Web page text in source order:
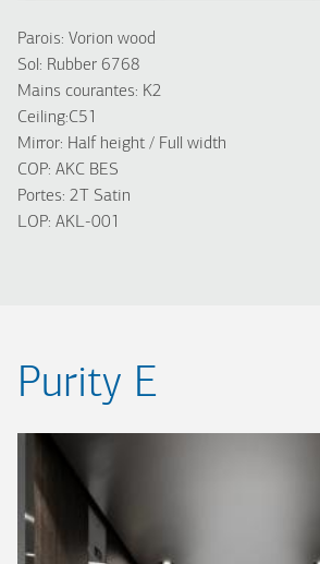
Parois: Vorion wood
Sol: Rubber 6768
Mains courantes: K2
Ceiling:C51
Mirror: Half height / Full width
COP: AKC BES
Portes: 2T Satin
LOP: AKL-001
Purity E